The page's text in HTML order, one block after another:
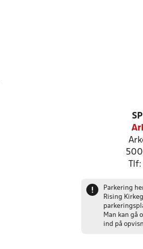
!
Parkering
Rising
Man kan gå
ind på